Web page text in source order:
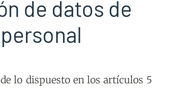
de datos de
lo dispuesto en los artículos 5